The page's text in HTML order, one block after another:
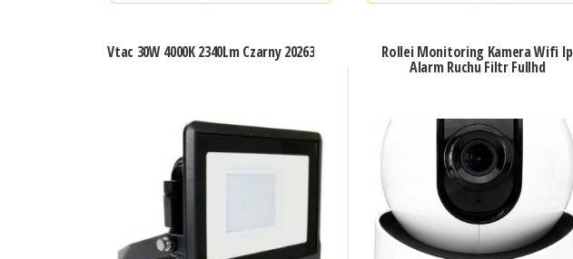
Vtac 30W 4000K 2340Lm Czarny 20263 Rollei Monitoring Kamera Wifi Ip
Alarm Ruchu Filtr Fullhd